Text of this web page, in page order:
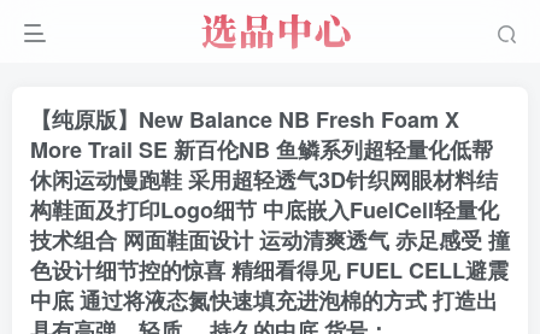
【纯原版】New Balance NB Fresh Foam X
More Trail SE 新百伦NB 鱼鳞系列超轻量化低帮
休闲运动慢跑鞋 采用超轻透气3D针织网眼材料结
构鞋面及打印Logo细节 中底嵌入FuelCell轻量化
技术组合 网面鞋面设计 运动清爽透气 赤足感受 撞
色设计细节控的惊喜 精细看得见 FUEL CELL避震
中底 通过将液态氮快速填充进泡棉的方式 打造出